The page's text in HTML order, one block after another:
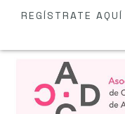
REGÍSTRATE